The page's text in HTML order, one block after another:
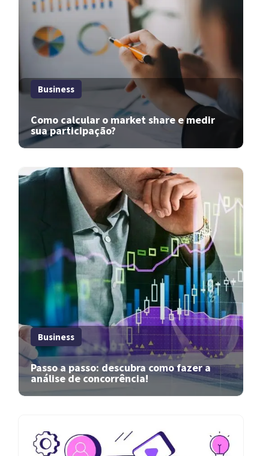
Business
Como calcular o market share e medir
sua participação?
Business
Passo a passo: descubra como fazer a
análise de concorrência!